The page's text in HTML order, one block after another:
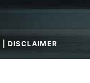
DISCLAIMER